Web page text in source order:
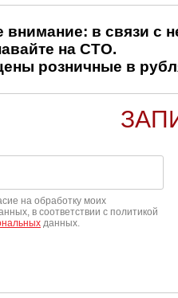
в связи с
на СТО.
розничные в
на обработку моих
в соответствии с политикой
данных.